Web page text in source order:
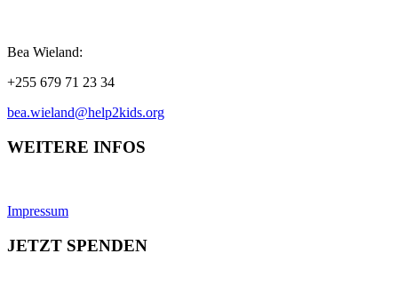
Bea Wieland:
+255 679 71 23 34
bea.wieland@help2kids.org
WEITERE INFOS
Impressum
JETZT SPENDEN